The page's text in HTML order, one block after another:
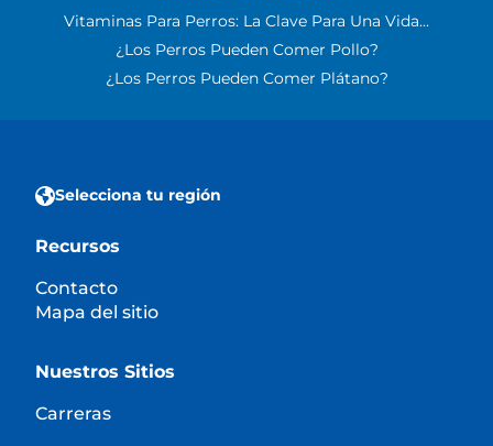
Vitaminas Para Perros: La Clave Para Una Vida...
¿Los Perros Pueden Comer Pollo?
¿Los Perros Pueden Comer Plátano?
Selecciona tu región
Recursos
Contacto
Mapa del sitio
Nuestros Sitios
Carreras